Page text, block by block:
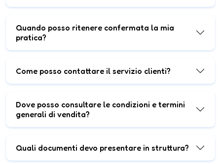
Quando posso ritenere confermata la mia
pratica?
Come posso contattare il servizio clienti?
Dove posso consultare le condizioni e termini
generali di vendita?
Quali documenti devo presentare in struttura?